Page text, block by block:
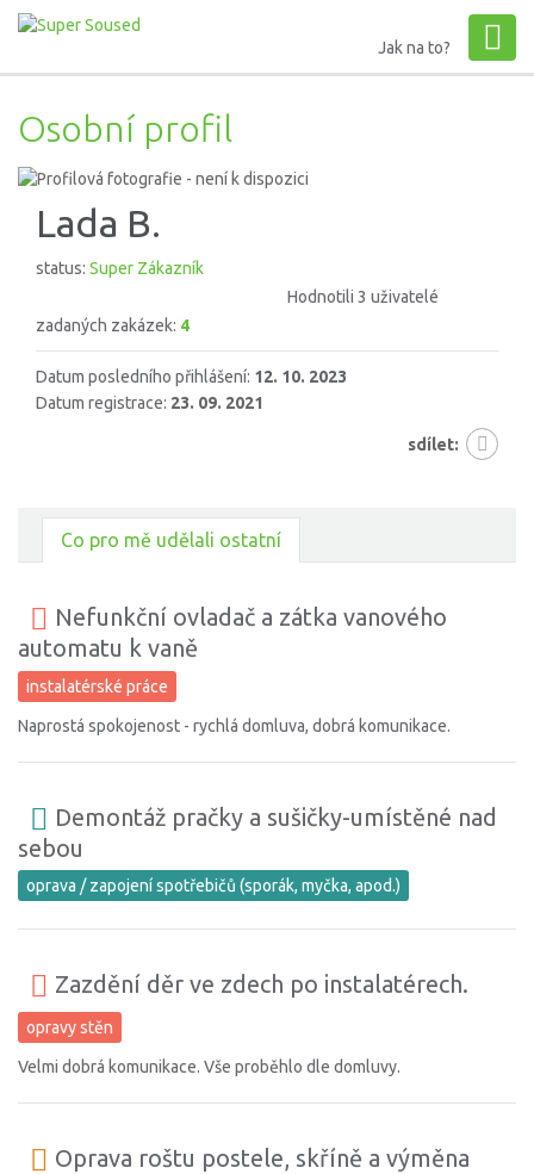
Jak na to?
Osobní profil
Lada B.
status: Super Zákazník
Hodnotili 3 uživatelé
zadaných zakázek: 4
Datum posledního přihlášení: 12. 10. 2023
Datum registrace: 23. 09. 2021
sdílet:
Co pro mě udělali ostatní
Nefunkční ovladač a zátka vanového
automatu k vaně
instalatérské práce
Naprostá spokojenost - rychlá domluva, dobrá komunikace.
Demontáž pračky a sušičky-umístěné nad
sebou
oprava / zapojení spotřebičů (sporák, myčka, apod.)
Zazdění děr ve zdech po instalatérech.
opravy stěn
Velmi dobrá komunikace. Vše proběhlo dle domluvy.
Oprava roštu postele, skříně a výměna